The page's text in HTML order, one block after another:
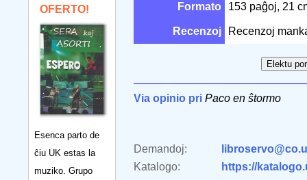
OFERTO!
Esenca parto de
ĉiu UK estas la
muziko. Grupo
Formato 153 paĝoj, 21
Recenzoj Recenzoj
Via opinio pri Paco en ŝtormo
Demandoj:
Katalogo:
https://